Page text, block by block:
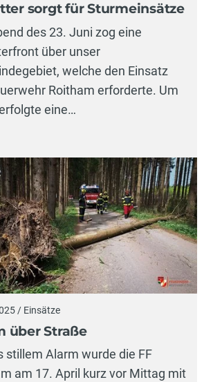
sorgt für Sturmeinsätze
des 23. Juni zog eine
über unser
welche den Einsatz
Roitham erforderte. Um
eine…
/ Einsätze
über Straße
stillem Alarm wurde die FF
am 17. April kurz vor Mittag mit